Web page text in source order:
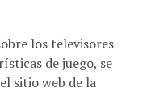
de juego, se
sitio web de la